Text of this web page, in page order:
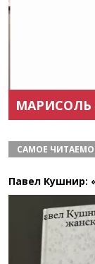
МАРИСОЛЬ
САМОЕ
Павел Кушнир: